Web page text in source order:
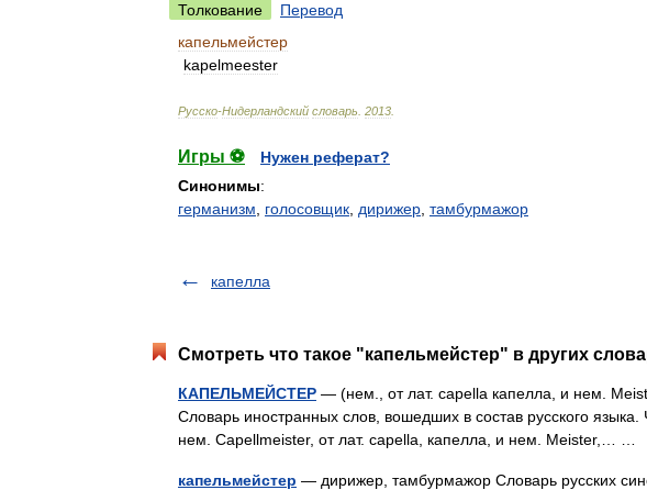
Толкование
Перевод
капельмейстер
kapelmeester
Русско-Нидерландский словарь 2013
Игры ⚽
Нужен реферат?
Синонимы:
германизм
голосовщик дирижер тамбурмажор
капелла
Смотреть что такое "капельмейстер" в других
КАПЕЛЬМЕЙСТЕР — (нем., от лат. capella капелла, и нем.
Словарь иностранных слов, вошедших в состав русского
нем. Capellmeister, от лат. capella, капелла, и нем. Meister,… …
капельмейстер — дирижер, тамбурмажор Словарь русских